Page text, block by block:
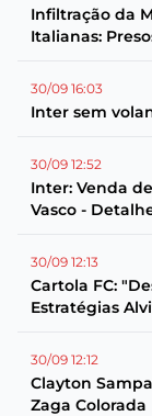
Infiltração da
Italianas:
30/09 16:03
Inter sem
30/09 12:52
Inter: Venda
Vasco -
30/09 12:13
Cartola FC:
Estratégias
30/09 12:12
Clayton
Zaga Colorada